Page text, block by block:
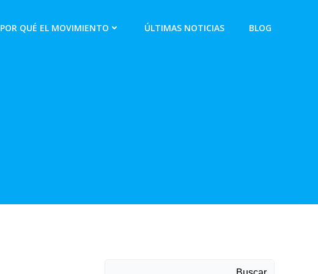
POR QUÉ EL MOVIMIENTO ÚLTIMAS NOTICIAS BLOG